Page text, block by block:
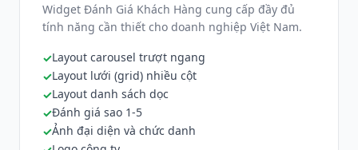
Widget Đánh Giá Khách Hàng cung cấp đầy đủ
tính năng cần thiết cho doanh nghiệp Việt Nam.
Layout carousel trượt ngang
Layout lưới (grid) nhiều cột
Layout danh sách dọc
Đánh giá sao 1-5
Ảnh đại diện và chức danh